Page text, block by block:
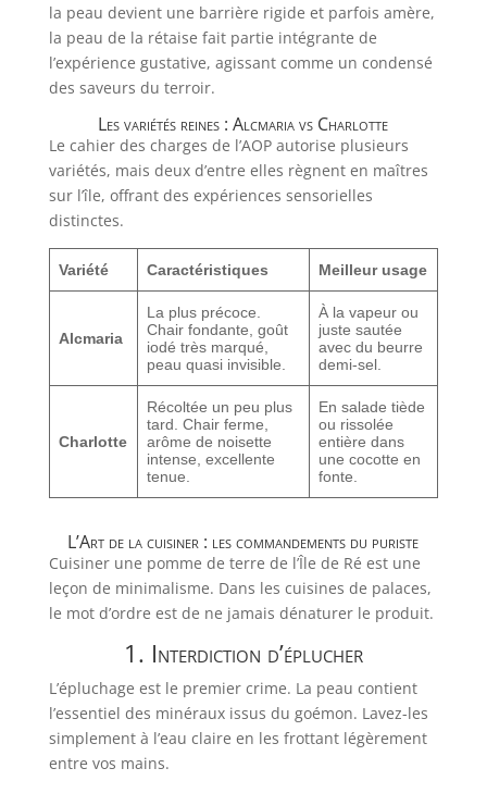
la peau devient une barrière rigide et parfois amère,
la peau de la rétaise fait partie intégrante de
l’expérience gustative, agissant comme un condensé
des saveurs du terroir.
Les variétés reines : Alcmaria vs Charlotte
Le cahier des charges de l’AOP autorise plusieurs
variétés, mais deux d’entre elles règnent en maîtres
sur l’île, offrant des expériences sensorielles
distinctes.
Variété Caractéristiques Meilleur usage
Alcmaria
La plus précoce.
Chair fondante, goût
iodé très marqué,
peau quasi invisible.
À la vapeur ou
juste sautée
avec du beurre
demi-sel.
Charlotte
Récoltée un peu plus
tard. Chair ferme,
arôme de noisette
intense, excellente
tenue.
En salade tiède
ou rissolée
entière dans
une cocotte en
fonte.
L’Art de la cuisiner : les commandements du puriste
Cuisiner une pomme de terre de l’Île de Ré est une
leçon de minimalisme. Dans les cuisines de palaces,
le mot d’ordre est de ne jamais dénaturer le produit.
1. Interdiction d’éplucher
L’épluchage est le premier crime. La peau contient
l’essentiel des minéraux issus du goémon. Lavez-les
simplement à l’eau claire en les frottant légèrement
entre vos mains.